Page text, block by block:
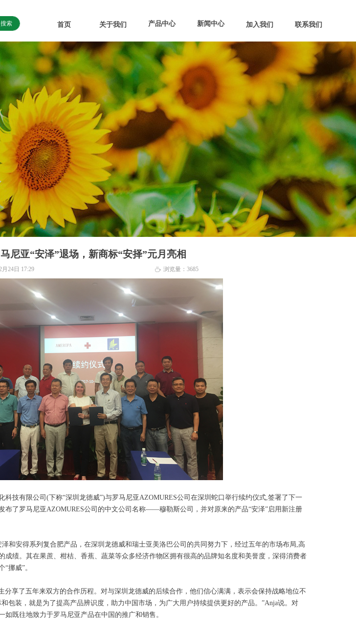
加入我们 联系我们
首页 关于我们 产品中心 新闻中心
搜索
尼亚“安泽”退场，新商标“安择”元月亮相
科技有限公司(下称“深圳龙德威”)与罗马尼亚AZOMURES公司在深圳蛇口举行续约仪式,签署了下一
布了罗马尼亚AZOMURES公司的中文公司名称——穆勒斯公司，并对原来的产品“安泽”启用新注册
和安得系列复合肥产品，在深圳龙德威和瑞士亚美洛巴公司的共同努力下，经过五年的市场布局,高
成绩。其在果蔗、柑桔、香蕉、蔬菜等众多经济作物区拥有很高的品牌知名度和美誉度，深得消费者
挪威”。
分享了五年来双方的合作历程。对与深圳龙德威的后续合作，他们信心满满，表示会保持战略地位不
包装，就是为了提高产品辨识度，助力中国市场，为广大用户持续提供更好的产品。”Anja说。对
既往地致力于罗马尼亚产品在中国的推广和销售。
月24日 17:29 ꄘ 浏览量： 3685